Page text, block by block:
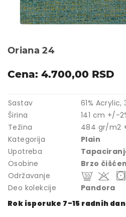
Oriana 24
Cena: 4.700,00 RSD
Sastav
61% Acrylic,
Širina
141 cm +/-
Težina
484 gr/m2
Kategorija
Plain
Upotreba
Osobine
Brzo
Održavanje
Deo kolekcije
Pandora
Rok isporuke 7-15 radnih